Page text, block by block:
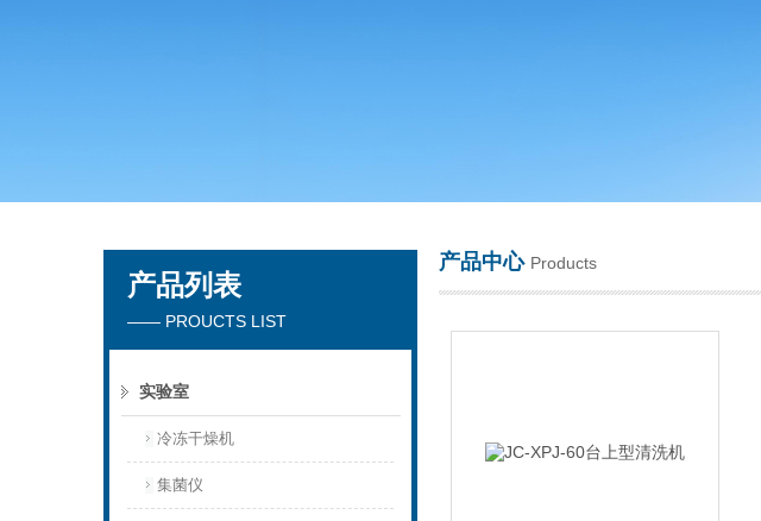
产品列表
—— PROUCTS LIST
实验室
冷冻干燥机
集菌仪
产品中心 Products